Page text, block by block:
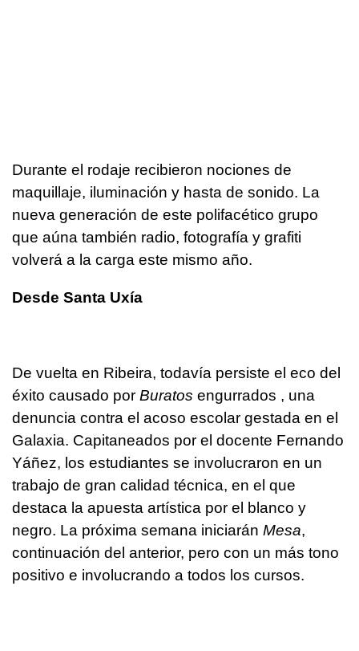
Durante el rodaje recibieron nociones de
maquillaje, iluminación y hasta de sonido. La
nueva generación de este polifacético grupo
que aúna también radio, fotografía y grafiti
volverá a la carga este mismo año.
Desde Santa Uxía
De vuelta en Ribeira, todavía persiste el eco del
éxito causado por Buratos engurrados , una
denuncia contra el acoso escolar gestada en el
Galaxia. Capitaneados por el docente Fernando
Yáñez, los estudiantes se involucraron en un
trabajo de gran calidad técnica, en el que
destaca la apuesta artística por el blanco y
negro. La próxima semana iniciarán Mesa,
continuación del anterior, pero con un más tono
positivo e involucrando a todos los cursos.